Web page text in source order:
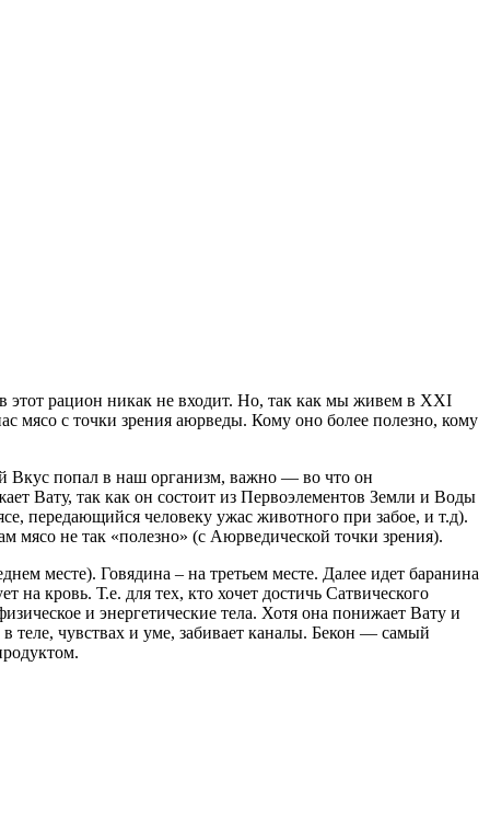
этот рацион никак не входит. Но, так как мы живем в XXI
мясо с точки зрения аюрведы. Кому оно более полезно, кому
Вкус попал в наш организм, важно — во что он
Вату, так как он состоит из Первоэлементов Земли и Воды
передающийся человеку ужас животного при забое, и т.д).
не так «полезно» (с Аюрведической точки зрения).
месте). Говядина – на третьем месте. Далее идет баранина
кровь. Т.е. для тех, кто хочет достичь Сатвического
и энергетические тела. Хотя она понижает Вату и
теле, чувствах и уме, забивает каналы. Бекон — самый